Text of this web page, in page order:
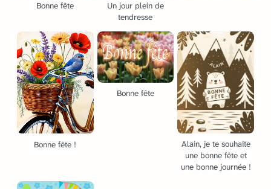
Bonne fête
Un jour plein de
tendresse
Bonne fête !
Bonne fête
Alain, je te souhaite
une bonne fête et
une bonne journée !